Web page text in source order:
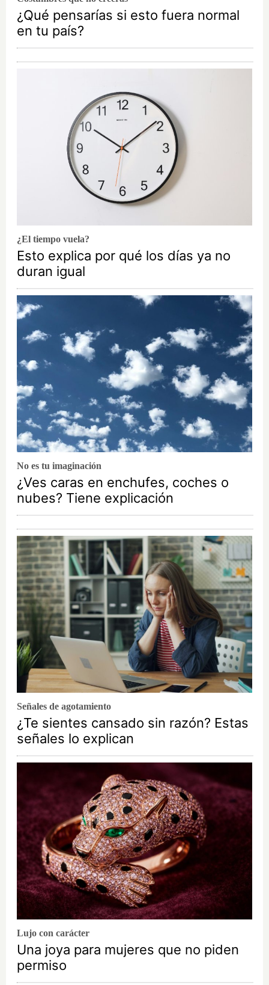
¿Qué pensarías si esto fuera normal
en tu país?
¿El tiempo vuela?
Esto explica por qué los días ya no
duran igual
No es tu imaginación
¿Ves caras en enchufes, coches o
nubes? Tiene explicación
Señales de agotamiento
¿Te sientes cansado sin razón? Estas
señales lo explican
Lujo con carácter
Una joya para mujeres que no piden
permiso